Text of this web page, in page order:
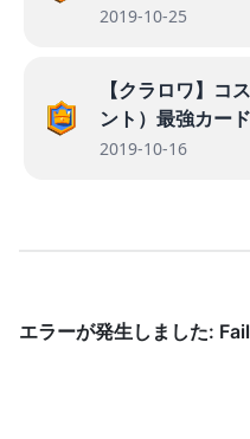
2019-10-25
【クラロワ】コ
ント）最強カー
2019-10-16